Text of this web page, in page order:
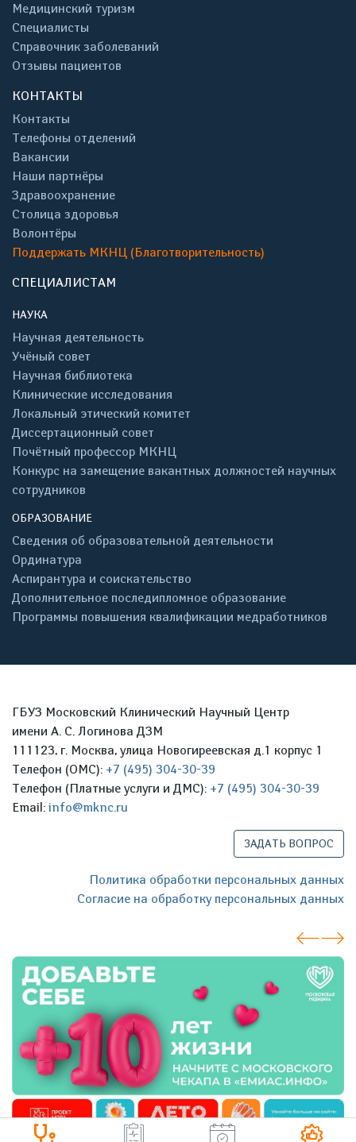
Медицинский туризм
Специалисты
Справочник заболеваний
Отзывы пациентов
КОНТАКТЫ
Контакты
Телефоны отделений
Вакансии
Наши партнёры
Здравоохранение
Столица здоровья
Волонтёры
Поддержать МКНЦ (Благотворительность)
СПЕЦИАЛИСТАМ
НАУКА
Научная деятельность
Учёный совет
Научная библиотека
Клинические исследования
Локальный этический комитет
Диссертационный совет
Почётный профессор МКНЦ
Конкурс на замещение вакантных должностей научных
сотрудников
ОБРАЗОВАНИЕ
Сведения об образовательной деятельности
Ординатура
Аспирантура и соискательство
Дополнительное последипломное образование
Программы повышения квалификации медработников
ГБУЗ Московский Клинический Научный Центр
имени А. С. Логинова ДЗМ
111123, г. Москва, улица Новогиреевская д.1 корпус 1
Телефон (ОМС): +7 (495) 304-30-39
Телефон (Платные услуги и ДМС): +7 (495) 304-30-39
Email: info@mknc.ru
ЗАДАТЬ ВОПРОС
Политика обработки персональных данных
Согласие на обработку персональных данных